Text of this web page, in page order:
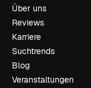
Über uns
Reviews
Karriere
Suchtrends
Blog
Veranstaltungen